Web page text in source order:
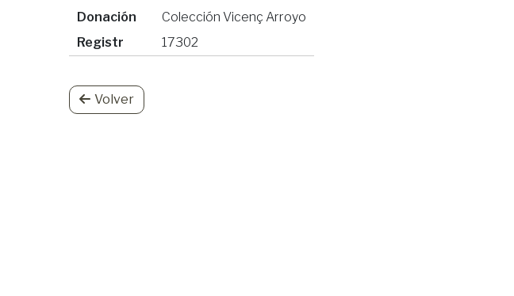
Donación
Colección Vicenç Arroyo
Registr
17302
Volver